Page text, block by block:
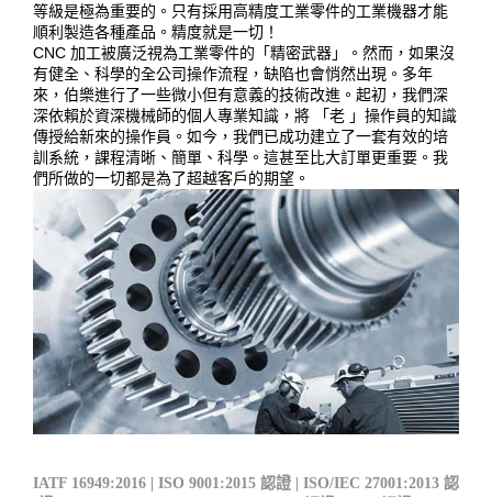
等級是極為重要的。只有採用高精度工業零件的工業機器才能
順利製造各種產品。精度就是一切！
CNC 加工被廣泛視為工業零件的「精密武器」。然而，如果沒
有健全、科學的全公司操作流程，缺陷也會悄然出現。多年
來，伯樂進行了一些微小但有意義的技術改進。起初，我們深
深依賴於資深機械師的個人專業知識，將 「老 」操作員的知識
傳授給新來的操作員。如今，我們已成功建立了一套有效的培
訓系統，課程清晰、簡單、科學。這甚至比大訂單更重要。我
們所做的一切都是為了超越客戶的期望。
IATF 16949:2016 | ISO 9001:2015 認證 | ISO/IEC 27001:2013 認